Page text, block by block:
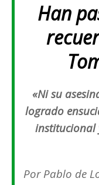
Han
«Ni su
logrado
institucional
Por Pablo de